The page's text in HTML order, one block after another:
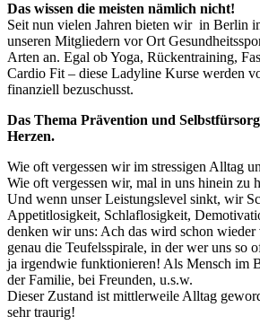
Das wissen die meisten nämlich nicht!
Seit nun vielen Jahren bieten wir in Berlin
unseren Mitgliedern vor Ort
Arten an. Egal ob Yoga, Rückentraining,
Cardio Fit – diese Ladyline Kurse werden
finanziell bezuschusst.
Das Thema Prävention und
Herzen.
Wie oft vergessen wir im stressigen Alltag
Wie oft vergessen wir, mal in uns hinein zu
Und wenn unser Leistungslevel sinkt, wir
Appetitlosigkeit, Schlaflosigkeit,
denken wir uns: Ach das wird schon wieder
genau die Teufelsspirale, in der wer uns so
ja irgendwie funktionieren! Als Mensch im
der Familie, bei Freunden, u.s.w.
Dieser Zustand ist mittlerweile Alltag
sehr traurig!